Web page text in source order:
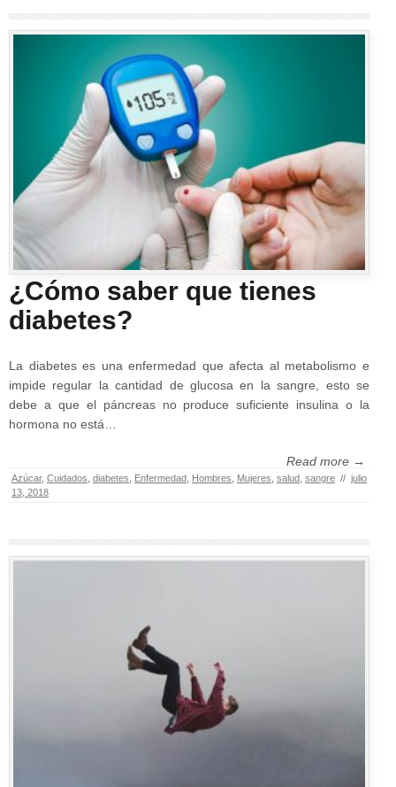
¿Cómo saber que tienes
diabetes?
La diabetes es una enfermedad que afecta al metabolismo e
impide regular la cantidad de glucosa en la sangre, esto se
debe a que el páncreas no produce suficiente insulina o la
hormona no está…
Read more →
Azúcar, Cuidados diabetes Enfermedad Hombres Mujeres salud sangre // julio
13, 2018